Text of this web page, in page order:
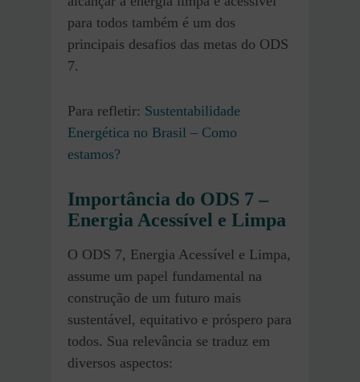
para todos também é um dos
principais desafios das metas do ODS
7.
Para refletir: Sustentabilidade
Energética no Brasil – Como
estamos?
Importância do ODS 7 –
Energia Acessível e Limpa
O ODS 7, Energia Acessível e Limpa,
assume um papel fundamental na
construção de um futuro mais
sustentável, equitativo e próspero para
todos. Sua relevância se traduz em
diversos aspectos: